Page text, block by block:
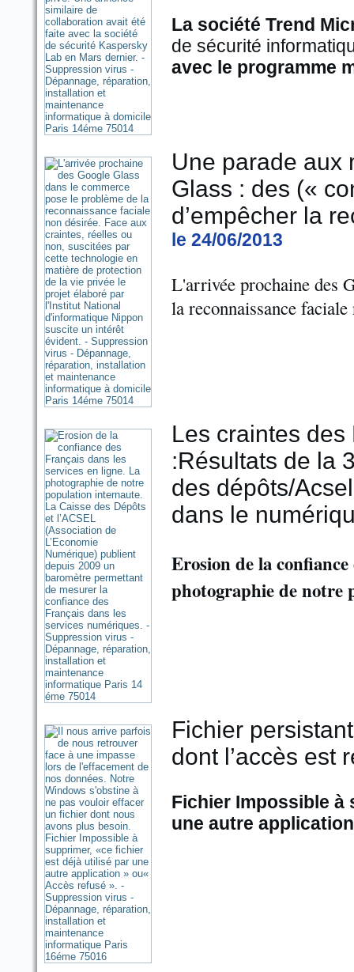
La société Trend
de sécurité
avec le programme
Une parade aux
Glass : des («
d’empêcher la
le 24/06/2013
L'arrivée prochaine des
la reconnaissance faciale
Les craintes
:Résultats de la
des dépôts/
dans le
Erosion de la
photographie de
Fichier
dont l’accès est
Fichier Impossible à
une autre